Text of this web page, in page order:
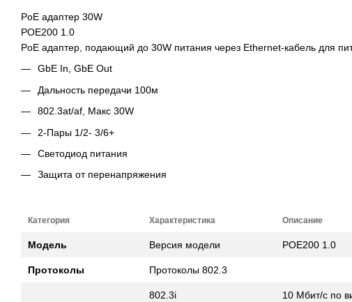
PoE адаптер 30W
POE200 1.0
PoE адаптер, подающий до 30W питания через Ethernet-кабель для
GbE In, GbE Out
Дальность передачи 100м
802.3at/af, Макс 30W
2-Пары 1/2- 3/6+
Светодиод питания
Защита от перенапряжения
Категория Характеристика Описание
Модель Версия модели POE200 1.0
Протоколы Протоколы 802.3
802.3i 10 Мбит/с по